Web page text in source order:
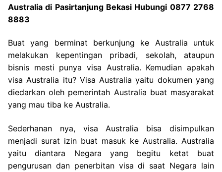
Australia di Pasirtanjung Bekasi Hubungi 0877 2768
8883
Buat yang berminat berkunjung ke Australia untuk
melakukan kepentingan pribadi, sekolah, ataupun
bisnis mesti punya visa Australia. Kemudian apakah
visa Australia itu? Visa Australia yaitu dokumen yang
diedarkan oleh pemerintah Australia buat masyarakat
yang mau tiba ke Australia.
Sederhanan nya, visa Australia bisa disimpulkan
menjadi surat izin buat masuk ke Australia. Australia
yaitu diantara Negara yang begitu ketat buat
pengurusan dan penerbitan visa di saat Negara lain